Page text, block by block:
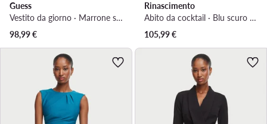
Guess
Vestito da giorno · Marrone scuro · Maxi
98,99€
Rinascimento
Abito da cocktail · Blu scuro · Mini
105,99€